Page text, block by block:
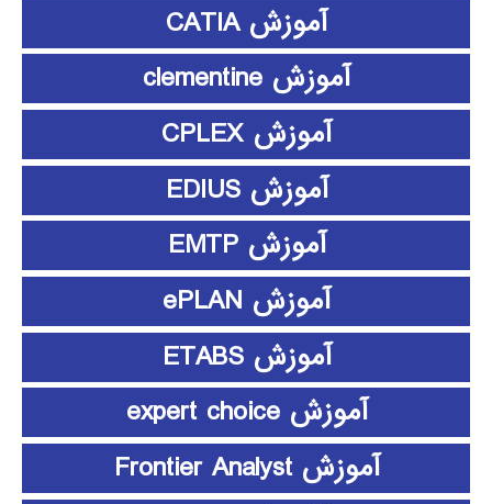
آموزش CATIA
آموزش clementine
آموزش CPLEX
آموزش EDIUS
آموزش EMTP
آموزش ePLAN
آموزش ETABS
آموزش expert choice
آموزش Frontier Analyst